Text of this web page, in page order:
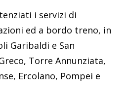
i servizi di
ed a bordo treno, in
Garibaldi e San
Torre Annunziata,
Ercolano, Pompei e